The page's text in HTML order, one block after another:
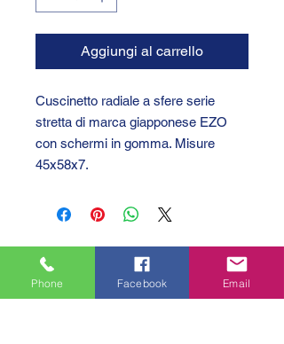
Aggiungi al carrello
Cuscinetto radiale a sfere serie
stretta di marca giapponese EZO
con schermi in gomma. Misure
45x58x7.
Phone Facebook Email